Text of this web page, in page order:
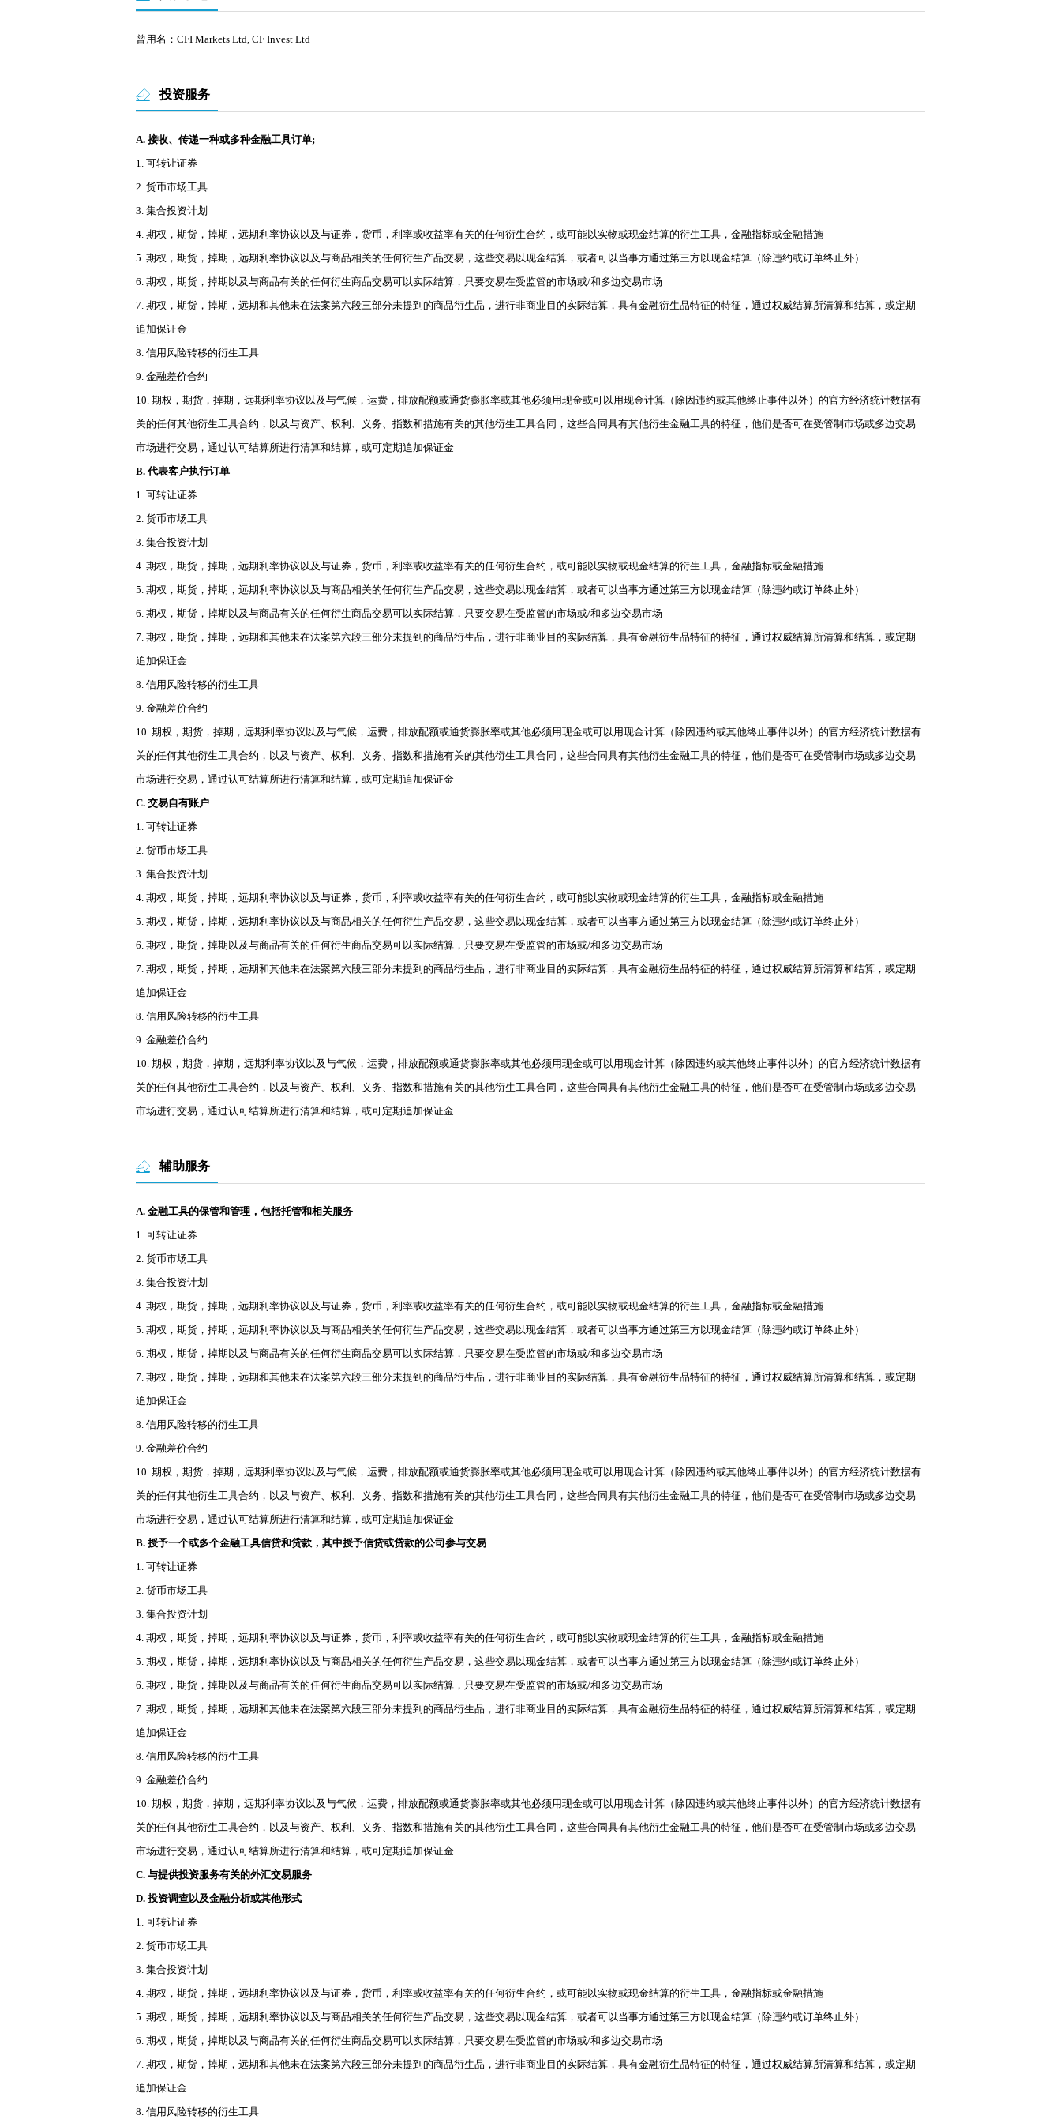
曾用名：CFI Markets Ltd, CF Invest Ltd
投资服务
A. 接收、传递一种或多种金融工具订单;
1. 可转让证券
2. 货币市场工具
3. 集合投资计划
4. 期权，期货，掉期，远期利率协议以及与证券，货币，利率或收益率有关的任何衍生合约，或可能以实物或现金结算的衍生工具，金融指标或金融措施
5. 期权，期货，掉期，远期利率协议以及与商品相关的任何衍生产品交易，这些交易以现金结算，或者可以当事方通过第三方以现金结算（除违约或订单终止外）
6. 期权，期货，掉期以及与商品有关的任何衍生商品交易可以实际结算，只要交易在受监管的市场或/和多边交易市场
7. 期权，期货，掉期，远期和其他未在法案第六段三部分未提到的商品衍生品，进行非商业目的实际结算，具有金融衍生品特征的特征，通过权威结算所清算和结算，或定期
追加保证金
8. 信用风险转移的衍生工具
9. 金融差价合约
10. 期权，期货，掉期，远期利率协议以及与气候，运费，排放配额或通货膨胀率或其他必须用现金或可以用现金计算（除因违约或其他终止事件以外）的官方经济统计数据有
关的任何其他衍生工具合约，以及与资产、权利、义务、指数和措施有关的其他衍生工具合同，这些合同具有其他衍生金融工具的特征，他们是否可在受管制市场或多边交易
市场进行交易，通过认可结算所进行清算和结算，或可定期追加保证金
B. 代表客户执行订单
1. 可转让证券
2. 货币市场工具
3. 集合投资计划
4. 期权，期货，掉期，远期利率协议以及与证券，货币，利率或收益率有关的任何衍生合约，或可能以实物或现金结算的衍生工具，金融指标或金融措施
5. 期权，期货，掉期，远期利率协议以及与商品相关的任何衍生产品交易，这些交易以现金结算，或者可以当事方通过第三方以现金结算（除违约或订单终止外）
6. 期权，期货，掉期以及与商品有关的任何衍生商品交易可以实际结算，只要交易在受监管的市场或/和多边交易市场
7. 期权，期货，掉期，远期和其他未在法案第六段三部分未提到的商品衍生品，进行非商业目的实际结算，具有金融衍生品特征的特征，通过权威结算所清算和结算，或定期
追加保证金
8. 信用风险转移的衍生工具
9. 金融差价合约
10. 期权，期货，掉期，远期利率协议以及与气候，运费，排放配额或通货膨胀率或其他必须用现金或可以用现金计算（除因违约或其他终止事件以外）的官方经济统计数据有
关的任何其他衍生工具合约，以及与资产、权利、义务、指数和措施有关的其他衍生工具合同，这些合同具有其他衍生金融工具的特征，他们是否可在受管制市场或多边交易
市场进行交易，通过认可结算所进行清算和结算，或可定期追加保证金
C. 交易自有账户
1. 可转让证券
2. 货币市场工具
3. 集合投资计划
4. 期权，期货，掉期，远期利率协议以及与证券，货币，利率或收益率有关的任何衍生合约，或可能以实物或现金结算的衍生工具，金融指标或金融措施
5. 期权，期货，掉期，远期利率协议以及与商品相关的任何衍生产品交易，这些交易以现金结算，或者可以当事方通过第三方以现金结算（除违约或订单终止外）
6. 期权，期货，掉期以及与商品有关的任何衍生商品交易可以实际结算，只要交易在受监管的市场或/和多边交易市场
7. 期权，期货，掉期，远期和其他未在法案第六段三部分未提到的商品衍生品，进行非商业目的实际结算，具有金融衍生品特征的特征，通过权威结算所清算和结算，或定期
追加保证金
8. 信用风险转移的衍生工具
9. 金融差价合约
10. 期权，期货，掉期，远期利率协议以及与气候，运费，排放配额或通货膨胀率或其他必须用现金或可以用现金计算（除因违约或其他终止事件以外）的官方经济统计数据有
关的任何其他衍生工具合约，以及与资产、权利、义务、指数和措施有关的其他衍生工具合同，这些合同具有其他衍生金融工具的特征，他们是否可在受管制市场或多边交易
市场进行交易，通过认可结算所进行清算和结算，或可定期追加保证金
辅助服务
A. 金融工具的保管和管理，包括托管和相关服务
1. 可转让证券
2. 货币市场工具
3. 集合投资计划
4. 期权，期货，掉期，远期利率协议以及与证券，货币，利率或收益率有关的任何衍生合约，或可能以实物或现金结算的衍生工具，金融指标或金融措施
5. 期权，期货，掉期，远期利率协议以及与商品相关的任何衍生产品交易，这些交易以现金结算，或者可以当事方通过第三方以现金结算（除违约或订单终止外）
6. 期权，期货，掉期以及与商品有关的任何衍生商品交易可以实际结算，只要交易在受监管的市场或/和多边交易市场
7. 期权，期货，掉期，远期和其他未在法案第六段三部分未提到的商品衍生品，进行非商业目的实际结算，具有金融衍生品特征的特征，通过权威结算所清算和结算，或定期
追加保证金
8. 信用风险转移的衍生工具
9. 金融差价合约
10. 期权，期货，掉期，远期利率协议以及与气候，运费，排放配额或通货膨胀率或其他必须用现金或可以用现金计算（除因违约或其他终止事件以外）的官方经济统计数据有
关的任何其他衍生工具合约，以及与资产、权利、义务、指数和措施有关的其他衍生工具合同，这些合同具有其他衍生金融工具的特征，他们是否可在受管制市场或多边交易
市场进行交易，通过认可结算所进行清算和结算，或可定期追加保证金
B. 授予一个或多个金融工具信贷和贷款，其中授予信贷或贷款的公司参与交易
1. 可转让证券
2. 货币市场工具
3. 集合投资计划
4. 期权，期货，掉期，远期利率协议以及与证券，货币，利率或收益率有关的任何衍生合约，或可能以实物或现金结算的衍生工具，金融指标或金融措施
5. 期权，期货，掉期，远期利率协议以及与商品相关的任何衍生产品交易，这些交易以现金结算，或者可以当事方通过第三方以现金结算（除违约或订单终止外）
6. 期权，期货，掉期以及与商品有关的任何衍生商品交易可以实际结算，只要交易在受监管的市场或/和多边交易市场
7. 期权，期货，掉期，远期和其他未在法案第六段三部分未提到的商品衍生品，进行非商业目的实际结算，具有金融衍生品特征的特征，通过权威结算所清算和结算，或定期
追加保证金
8. 信用风险转移的衍生工具
9. 金融差价合约
10. 期权，期货，掉期，远期利率协议以及与气候，运费，排放配额或通货膨胀率或其他必须用现金或可以用现金计算（除因违约或其他终止事件以外）的官方经济统计数据有
关的任何其他衍生工具合约，以及与资产、权利、义务、指数和措施有关的其他衍生工具合同，这些合同具有其他衍生金融工具的特征，他们是否可在受管制市场或多边交易
市场进行交易，通过认可结算所进行清算和结算，或可定期追加保证金
C. 与提供投资服务有关的外汇交易服务
D. 投资调查以及金融分析或其他形式
1. 可转让证券
2. 货币市场工具
3. 集合投资计划
4. 期权，期货，掉期，远期利率协议以及与证券，货币，利率或收益率有关的任何衍生合约，或可能以实物或现金结算的衍生工具，金融指标或金融措施
5. 期权，期货，掉期，远期利率协议以及与商品相关的任何衍生产品交易，这些交易以现金结算，或者可以当事方通过第三方以现金结算（除违约或订单终止外）
6. 期权，期货，掉期以及与商品有关的任何衍生商品交易可以实际结算，只要交易在受监管的市场或/和多边交易市场
7. 期权，期货，掉期，远期和其他未在法案第六段三部分未提到的商品衍生品，进行非商业目的实际结算，具有金融衍生品特征的特征，通过权威结算所清算和结算，或定期
追加保证金
8. 信用风险转移的衍生工具